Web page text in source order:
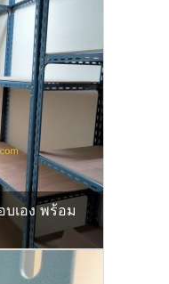
เอง พร้อม